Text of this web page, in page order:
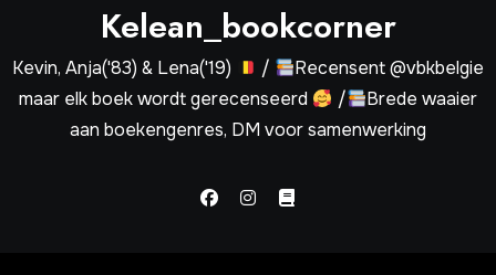
Kelean_bookcorner
Kevin, Anja('83) & Lena('19) /
Recensent @vbkbelgie
maar elk boek wordt gerecenseerd
/
Brede waaier
aan boekengenres, DM voor samenwerking